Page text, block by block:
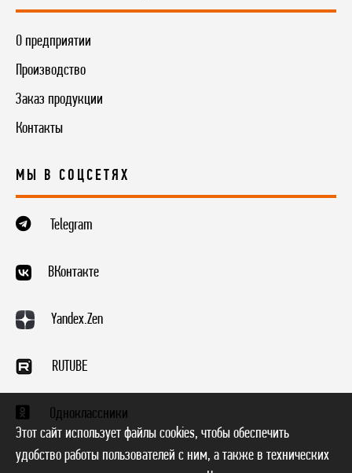
О предприятии
Производство
Заказ продукции
Контакты
МЫ В СОЦСЕТЯХ
Telegram
ВКонтакте
Yandex.Zen
RUTUBE
Одноклассники
Этот сайт использует файлы cookies, чтобы обеспечить
удобство работы пользователей с ним, а также в технических